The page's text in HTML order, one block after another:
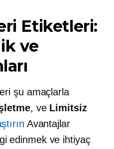
Etiketleri:
ve
şu amaçlarla
, ve Limitsiz
Avantajlar
edinmek ve ihtiyaç